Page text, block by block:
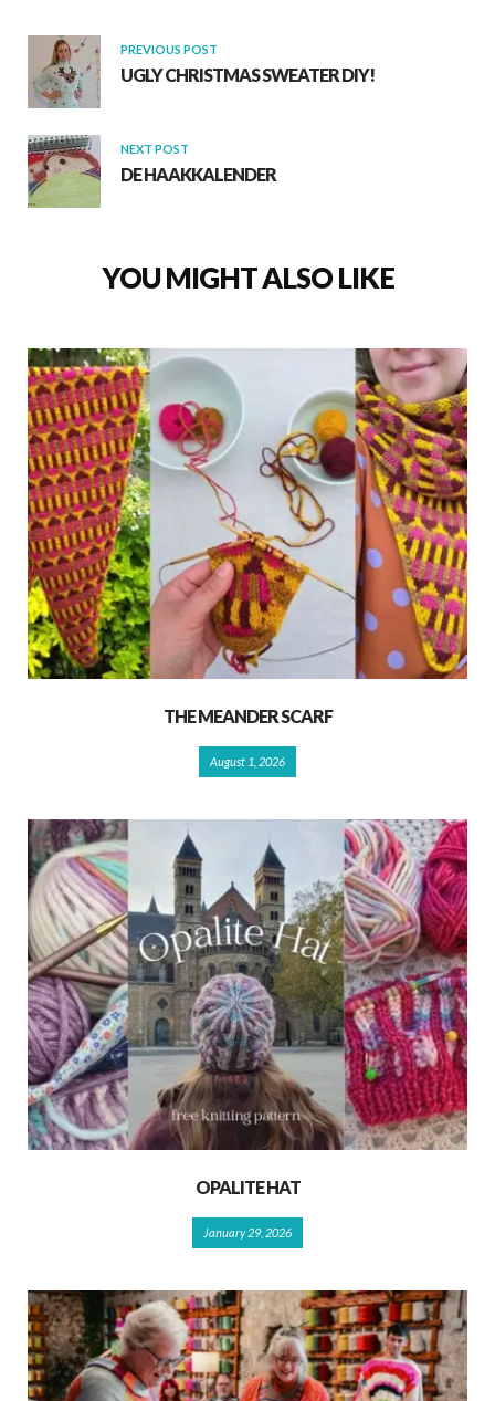
PREVIOUS POST
UGLY CHRISTMAS SWEATER DIY!
NEXT POST
DE HAAKKALENDER
YOU MIGHT ALSO LIKE
THE MEANDER SCARF
August 1, 2026
OPALITE HAT
January 29, 2026